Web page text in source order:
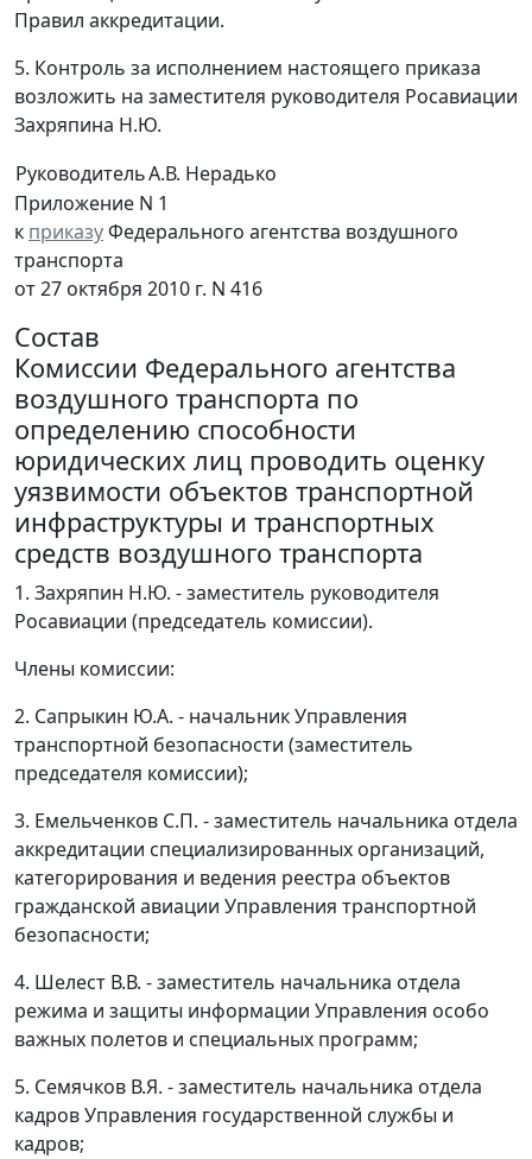
Правил аккредитации.
5. Контроль за исполнением настоящего приказа
возложить на заместителя руководителя Росавиации
Захряпина Н.Ю.
РуководительА.В. Нерадько
Приложение N 1
к приказуФедерального агентства воздушного
транспорта
от 27 октября 2010 г. N 416
Состав
Комиссии Федерального агентства
воздушного транспорта по
определению способности
юридических лиц проводить оценку
уязвимости объектов транспортной
инфраструктуры и транспортных
средств воздушного транспорта
1. Захряпин Н.Ю. - заместитель руководителя
Росавиации (председатель комиссии).
Члены комиссии:
2. Сапрыкин Ю.А. - начальник Управления
транспортной безопасности (заместитель
председателя комиссии);
3. Емельченков С.П. - заместитель начальника отдела
аккредитации специализированных организаций,
категорирования и ведения реестра объектов
гражданской авиации Управления транспортной
безопасности;
4. Шелест В.В. - заместитель начальника отдела
режима и защиты информации Управления особо
важных полетов и специальных программ;
5. Семячков В.Я. - заместитель начальника отдела
кадров Управления государственной службы и
кадров;